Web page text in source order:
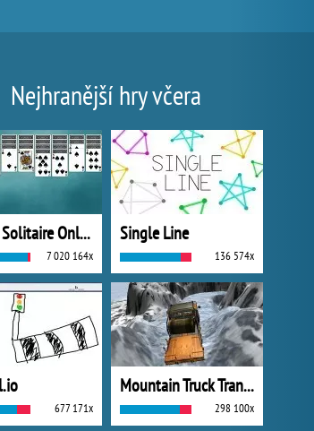
Nejhranější hry včera
Spider Solitaire Online
7 020 164x
Single Line
136 574x
677 171x
Mountain Truck Transport
298 100x